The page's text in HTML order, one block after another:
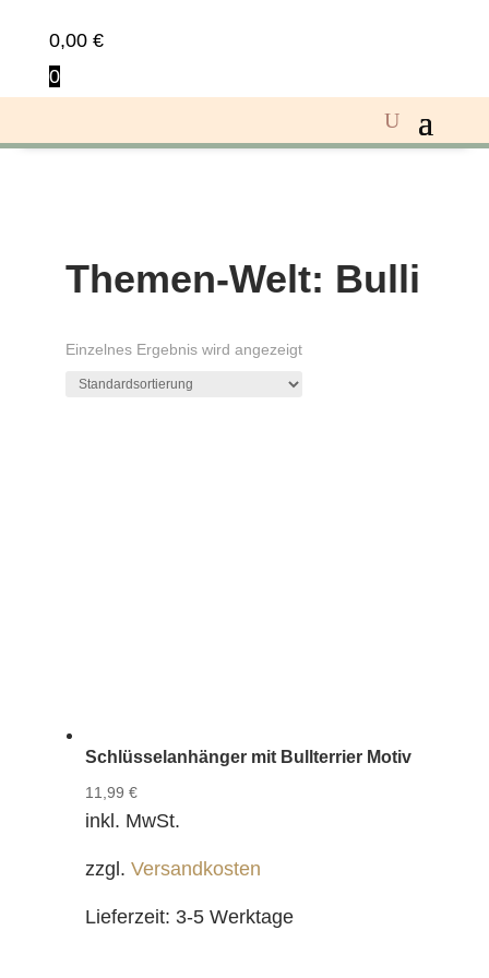
0,00 €
0
Themen-Welt: Bulli
Einzelnes Ergebnis wird angezeigt
Schlüsselanhänger mit Bullterrier Motiv
11,99 €
inkl. MwSt.
zzgl. Versandkosten
Lieferzeit: 3-5 Werktage